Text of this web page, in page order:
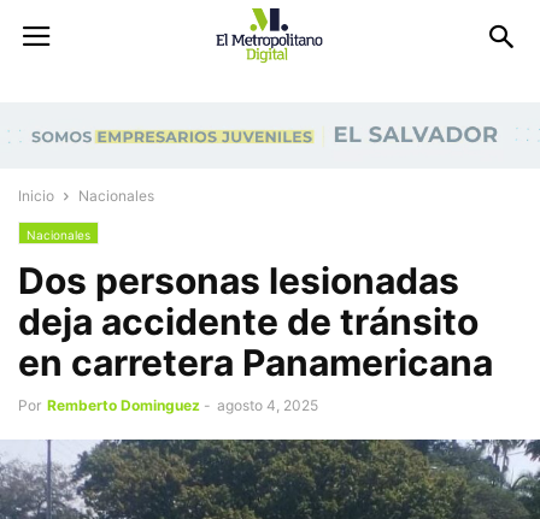
Inicio Nacionales
Nacionales
Dos personas lesionadas
deja accidente de tránsito
en carretera Panamericana
Por Remberto Dominguez - agosto 4, 2025